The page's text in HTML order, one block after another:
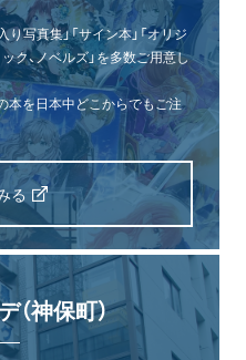
写真集」「サイン本」「オリジ
ク、ノベルズ」を多数ご用意し
本を日本中どこからでもご注
る
（神保町）